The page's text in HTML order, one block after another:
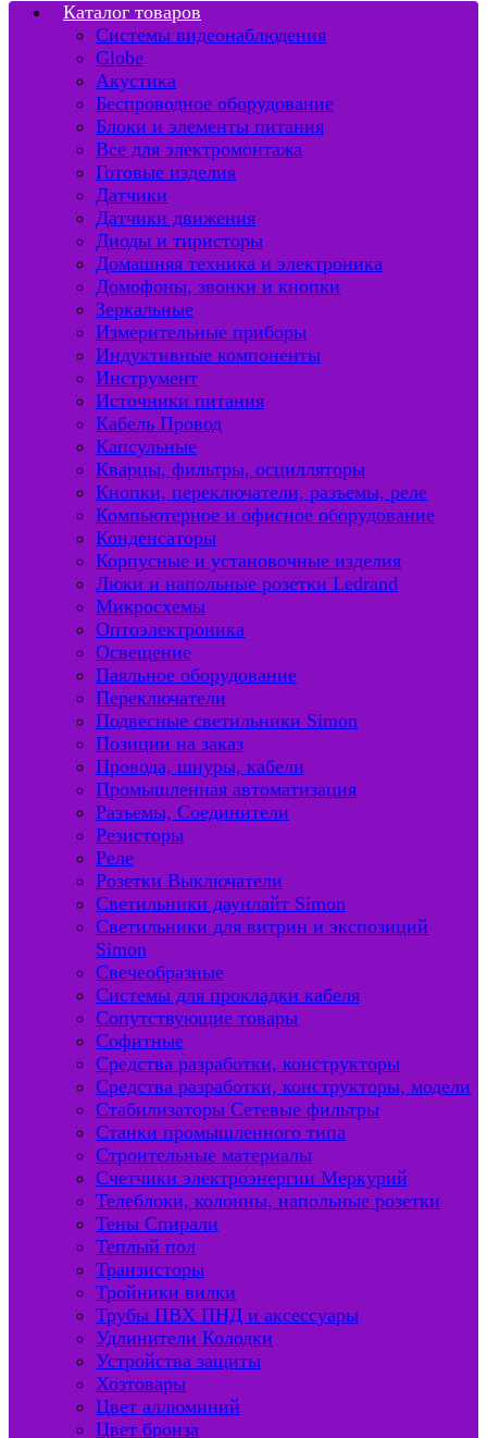
Каталог товаров
Системы видеонаблюдения
Globe
Акустика
Беспроводное оборудование
Блоки и элементы питания
Все для электромонтажа
Готовые изделия
Датчики
Датчики движения
Диоды и тиристоры
Домашняя техника и электроника
Домофоны, звонки и кнопки
Зеркальные
Измерительные приборы
Индуктивные компоненты
Инструмент
Источники питания
Кабель Провод
Капсульные
Кварцы, фильтры, осцилляторы
Кнопки, переключатели, разъемы, реле
Компьютерное и офисное оборудование
Конденсаторы
Корпусные и установочные изделия
Люки и напольные розетки Ledrand
Микросхемы
Оптоэлектроника
Освещение
Паяльное оборудование
Переключатели
Подвесные светильники Simon
Позиции на заказ
Провода, шнуры, кабели
Промышленная автоматизация
Разъемы, Соединители
Резисторы
Реле
Розетки Выключатели
Светильники даунлайт Simon
Светильники для витрин и экспозиций
Simon
Свечеобразные
Системы для прокладки кабеля
Сопутствующие товары
Софитные
Средства разработки, конструкторы
Средства разработки, конструкторы, модели
Стабилизаторы Сетевые фильтры
Станки промышленного типа
Строительные материалы
Счетчики электроэнергии Меркурий
Телеблоки, колонны, напольные розетки
Тены Спирали
Теплый пол
Транзисторы
Тройники вилки
Трубы ПВХ ПНД и аксессуары
Удлинители Колодки
Устройства защиты
Хозтовары
Цвет аллюминий
Цвет бронза